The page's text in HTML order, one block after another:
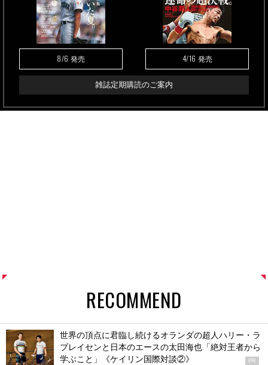
8/6 発売 4/16 発売
雑誌定期購読のご案内
RECOMMEND
世界の頂点に君臨し続けるオランダの超人ハリー・ラ
ブレイセンと日本のエースの太田海也「絶対王者から
学ぶこと」《ケイリン国際対談②》
PR